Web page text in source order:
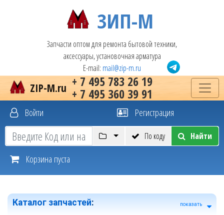
ЗИП-М
Запчасти оптом для ремонта бытовой техники,
аксессуары, установочная арматура
E-mail: mail@zip-m.ru
+ 7 495 783 26 19
+ 7 495 360 39 91
ZIP-M.ru
Войти Регистрация
По коду Найти
Корзина пуста
Каталог запчастей: показать